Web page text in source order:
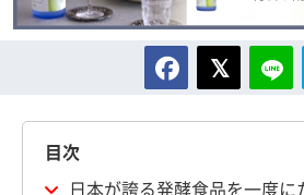
目次
日本が誇る発酵食品を一度に